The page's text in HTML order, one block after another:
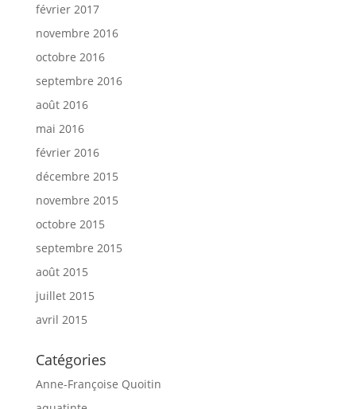
février 2017
novembre 2016
octobre 2016
septembre 2016
août 2016
mai 2016
février 2016
décembre 2015
novembre 2015
octobre 2015
septembre 2015
août 2015
juillet 2015
avril 2015
Catégories
Anne-Françoise Quoitin